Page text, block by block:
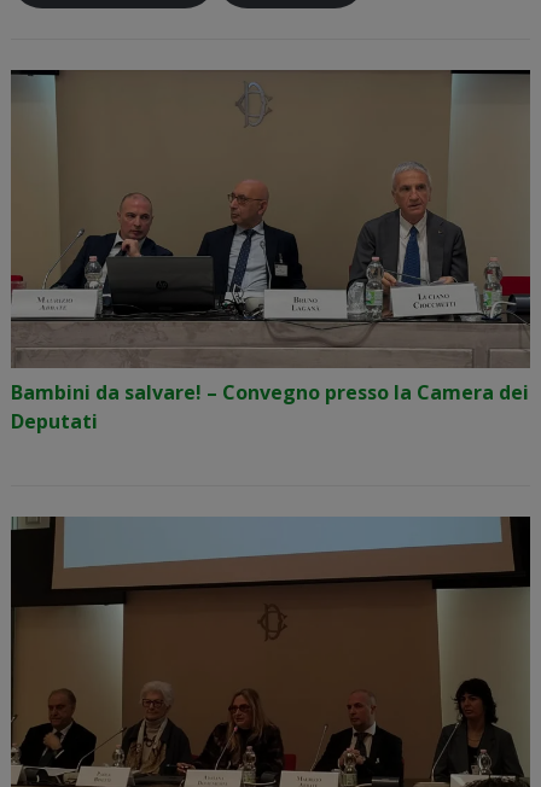
Bambini da salvare! – Convegno presso la Camera dei
Deputati